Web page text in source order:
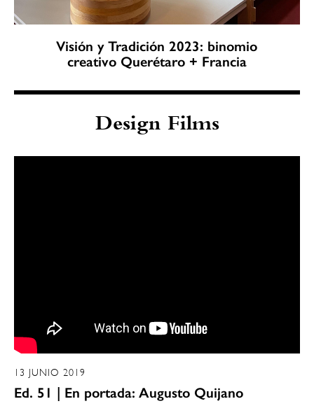
Visión y Tradición 2023: binomio
creativo Querétaro + Francia
Design Films
13 JUNIO 2019
Ed. 51 | En portada: Augusto Quijano